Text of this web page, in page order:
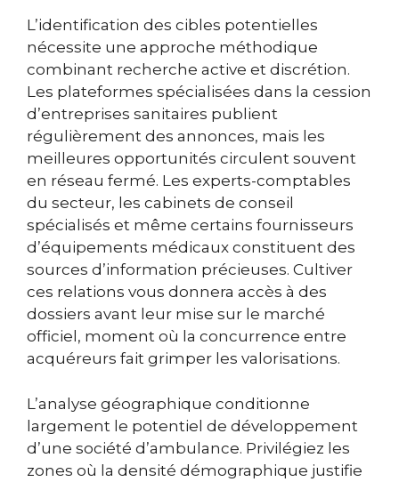
L’identification des cibles potentielles
nécessite une approche méthodique
combinant recherche active et discrétion.
Les plateformes spécialisées dans la cession
d’entreprises sanitaires publient
régulièrement des annonces, mais les
meilleures opportunités circulent souvent
en réseau fermé. Les experts-comptables
du secteur, les cabinets de conseil
spécialisés et même certains fournisseurs
d’équipements médicaux constituent des
sources d’information précieuses. Cultiver
ces relations vous donnera accès à des
dossiers avant leur mise sur le marché
officiel, moment où la concurrence entre
acquéreurs fait grimper les valorisations.
L’analyse géographique conditionne
largement le potentiel de développement
d’une société d’ambulance. Privilégiez les
zones où la densité démographique justifie